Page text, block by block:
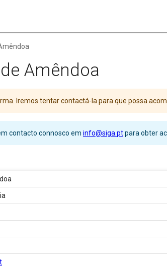
Amêndoa
Iremos tentar contactá-la para que possa
contacto connosco em info@siga.ptpara obter